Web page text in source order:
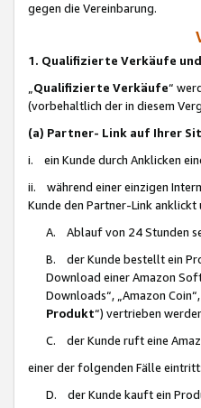
gegen die Vereinbarung.
1. Qualifizierte Verkäufe
Qualifizierte Verkäufe“
(vorbehaltlich der in diesem
(a) Partner- Link auf Ihrer
i. ein Kunde durch Anklicken
ii. während einer einzigen
Kunde den Partner-Link
A. Ablauf von 24 Stunden
B. der Kunde bestellt ein
Download einer Amazon
Downloads“, „Amazon
Produkt“) vertrieben
C. der Kunde ruft eine
einer der folgenden Fälle eintritt:
D. der Kunde kauft ein